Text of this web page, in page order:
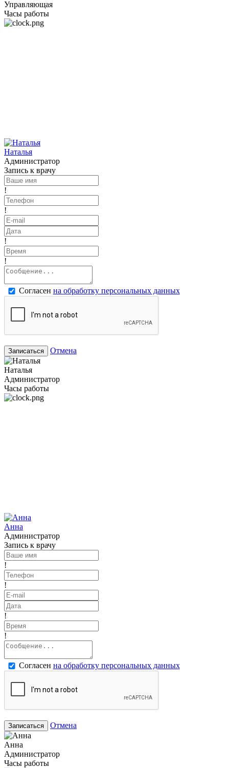
Управляющая
Часы работы
Наталья
Администратор
Запись к врачу
!
!
!
!
Согласен на обработку персональных данных
Записаться Отмена
Наталья
Администратор
Часы работы
Анна
Администратор
Запись к врачу
!
!
!
!
Согласен на обработку персональных данных
Записаться Отмена
Анна
Администратор
Часы работы